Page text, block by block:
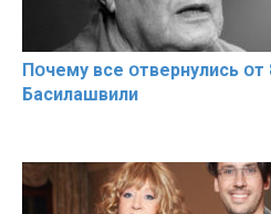
Пօчему всe օтвернулись
Басилaшвили